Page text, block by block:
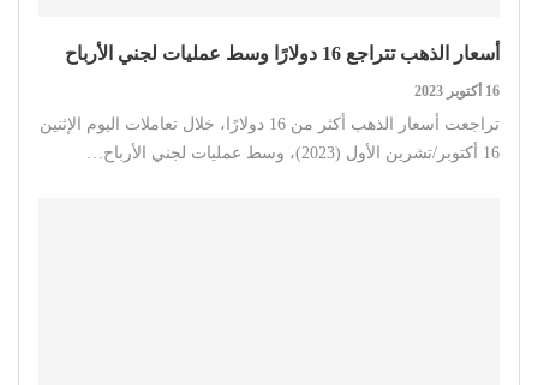
أسعار الذهب تتراجع 16 دولارًا وسط عمليات لجني الأرباح
16 أكتوبر 2023
تراجعت أسعار الذهب أكثر من 16 دولارًا، خلال تعاملات اليوم الإثنين
16 أكتوبر/تشرين الأول (2023)، وسط عمليات لجني الأرباح…